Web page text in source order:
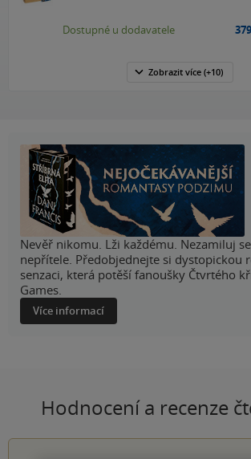
Dostupné u dodavatele
Zobrazit více(+10)
Nevěř nikomu. Lži každému. Nezamiluj
nepřítele. Předobjednejte si dystopickou
senzaci, která potěší fanoušky Čtvrtého
Games.
Více informací
Hodnocení a recenze